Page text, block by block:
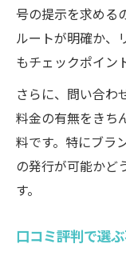
号の提示を求める
ルートが明確か、
もチェックポイン
さらに、問い合わ
料金の有無をきち
料です。特にブラ
の発行が可能かど
す。
口コミ評判で選